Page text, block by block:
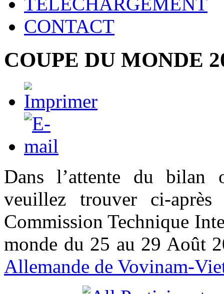
CONTACT
COUPE DU MONDE
Dans l’attente du bilan
veuillez trouver ci-
Commission Technique
monde du 25 au 29 Août
Allemande de Vovinam-